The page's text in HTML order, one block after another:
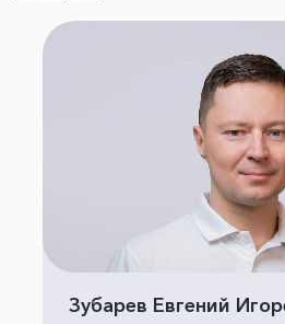
Зубарев Евгений